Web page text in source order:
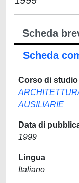
Scheda
Scheda
Corso di studio
AUSILIARIE
Data di
1999
Lingua
Italiano